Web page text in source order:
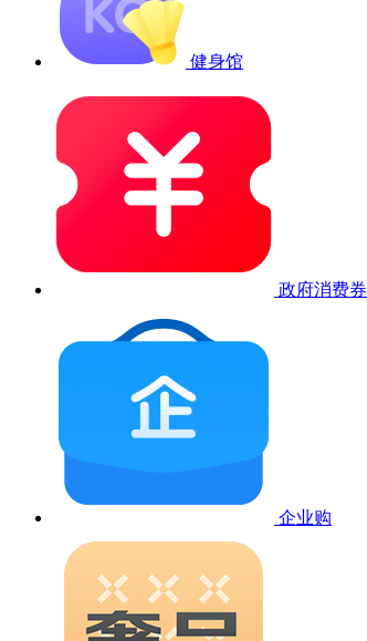
健身馆
政府消费券
企业购